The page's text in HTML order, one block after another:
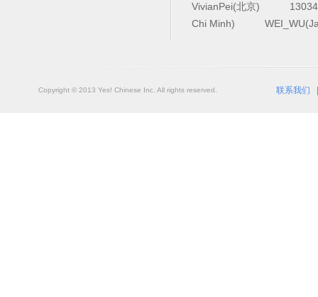
VivianPei(北京)
Chi Minh)
Copyright © 2013 Yes! Chinese Inc. All rights reserved. 联系我们